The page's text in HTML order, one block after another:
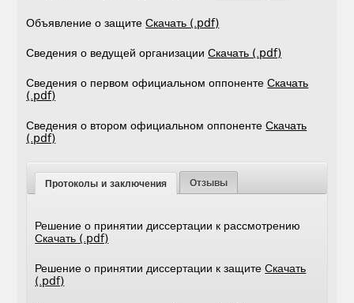
Объявление о защитеСкачать (.pdf)
Сведения о ведущей организацииСкачать (.pdf)
Сведения о первом официальном оппонентеСкачать
(.pdf)
Сведения о втором официальном оппонентеСкачать
(.pdf)
Протоколы и заключения Отзывы
Решение о принятии диссертации к рассмотрению
Скачать (.pdf)
Решение о принятии диссертации к защитеСкачать
(.pdf)